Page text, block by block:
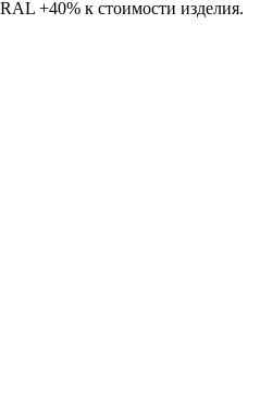
+40% к стоимости изделия.